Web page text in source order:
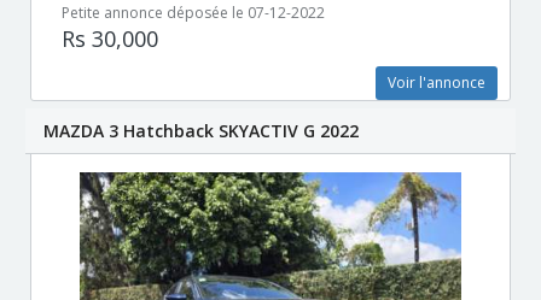
Petite annonce déposée le 07-12-2022
Rs 30,000
Voir l'annonce
MAZDA 3 Hatchback SKYACTIV G 2022